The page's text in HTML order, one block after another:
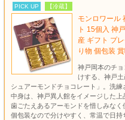
PICK UP 【冷蔵】
モンロワール
ト 15個入 神
産 ギフト プ
り物 個包装
神戸岡本のチ
けする、神戸
シュアーモンドチョコレート」。洗
中身は、神戸異人館をイメージした上
歯ごたえあるアーモンドを惜しみなく
個包装なので分けやすく、常温で日